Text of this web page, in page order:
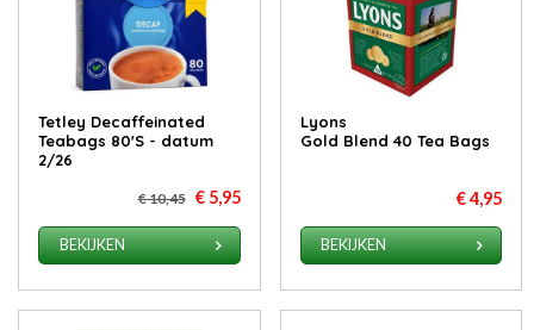
Tetley Decaffeinated
Teabags 80'S - datum
2/26
€ 10,45 € 5,95
BEKIJKEN
Lyons
Gold Blend 40 Tea Bags
€ 4,95
BEKIJKEN